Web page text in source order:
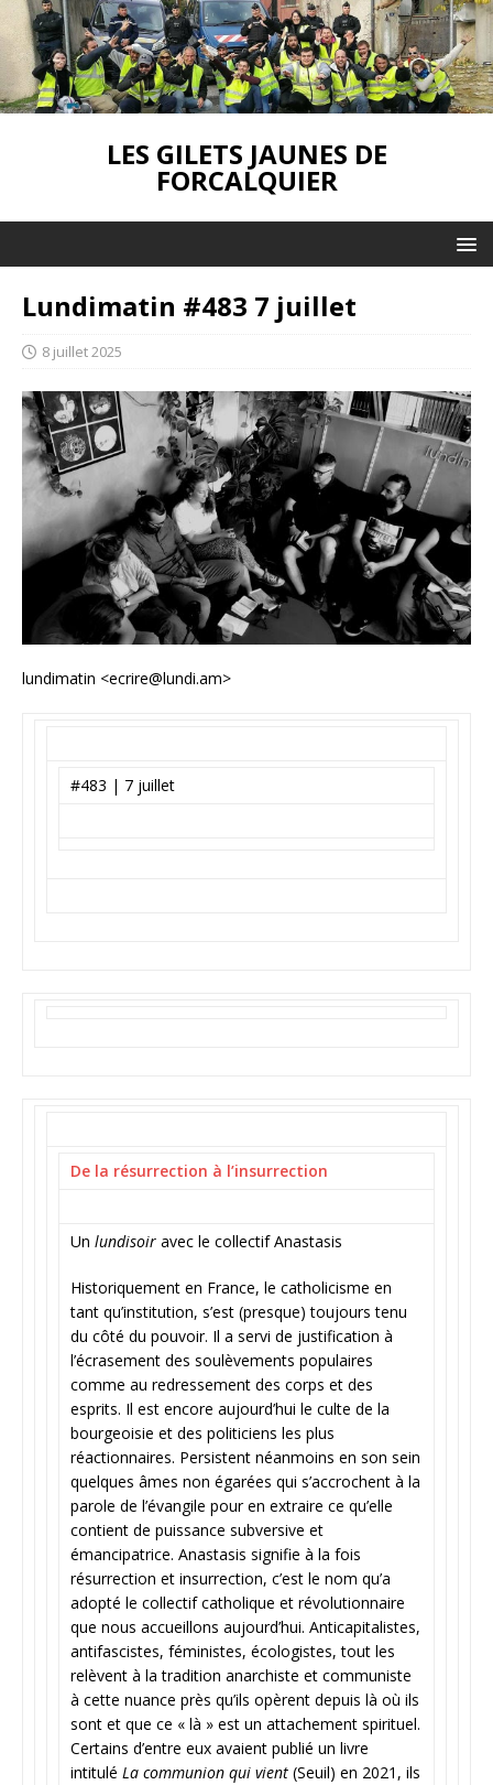
LES GILETS JAUNES DE
FORCALQUIER
Lundimatin #483 7 juillet
8 juillet 2025
lundimatin <ecrire@lundi.am>
#483 | 7 juillet
De la résurrection à l’insurrection
Un lundisoir avec le collectif Anastasis
Historiquement en France, le catholicisme en
tant qu’institution, s’est (presque) toujours tenu
du côté du pouvoir. Il a servi de justification à
l’écrasement des soulèvements populaires
comme au redressement des corps et des
esprits. Il est encore aujourd’hui le culte de la
bourgeoisie et des politiciens les plus
réactionnaires. Persistent néanmoins en son sein
quelques âmes non égarées qui s’accrochent à la
parole de l’évangile pour en extraire ce qu’elle
contient de puissance subversive et
émancipatrice. Anastasis signifie à la fois
résurrection et insurrection, c’est le nom qu’a
adopté le collectif catholique et révolutionnaire
que nous accueillons aujourd’hui. Anticapitalistes,
antifascistes, féministes, écologistes, tout les
relèvent à la tradition anarchiste et communiste
à cette nuance près qu’ils opèrent depuis là où ils
sont et que ce « là » est un attachement spirituel.
Certains d’entre eux avaient publié un livre
intitulé La communion qui vient (Seuil) en 2021, ils